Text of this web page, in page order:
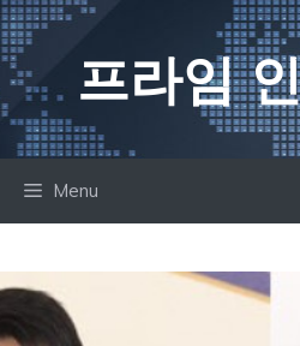
컨
텐
츠
로
건
프라임
Menu